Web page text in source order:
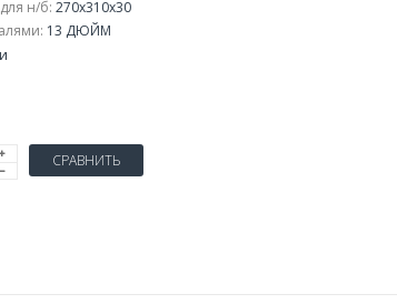
н/б: 270х310х30
13 ДЮЙМ
СРАВНИТЬ